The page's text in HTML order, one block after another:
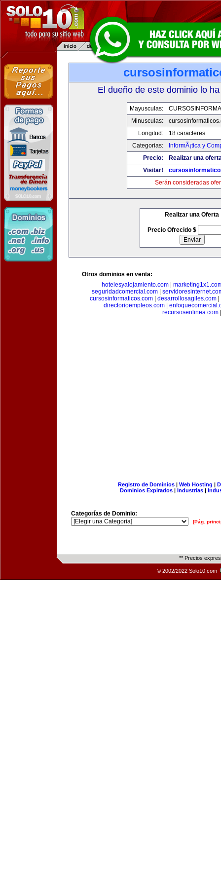
El dueño de este dominio lo
Mayusculas:
Minusculas:
Longitud:
18 caracteres
Categorias:
InformÃ¡tica y
Precio:
Realizar una
Visitar!
Serán consideradas
Realizar una Oferta
Precio Ofrecido $
Otros dominios en venta:
hotelesyalojamiento.com|
seguridadcomercial.com|
cursosinformaticos.com
desarrollosagiles.com
directorioempleos.com
recursosenlinea.com
Registro de Dominios| Web Hosting |
Dominios Expirados | Industrias |
Categorías de Dominio:
[Pág.
** Precios
© 2002/2022 Solo10.com